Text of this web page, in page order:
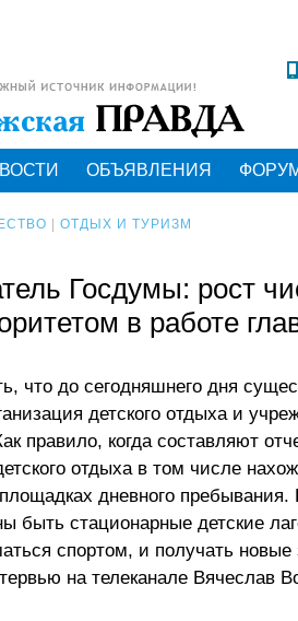
ОБЪЯВЛЕНИЯ
ОТДЫХ И ТУРИЗМ
Госдумы: рост
в работе
что до сегодняшнего дня
детского отдыха и
правило, когда составляют
отдыха в том числе
дневного
быть стационарные детские
спортом, и получать новые
на телеканале Вячеслав